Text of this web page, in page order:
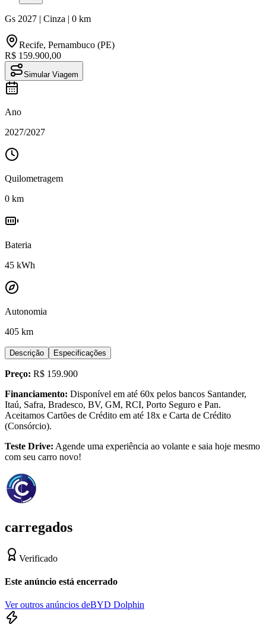
Gs 2027 | Cinza | 0 km
Recife, Pernambuco (PE)
R$ 159.900,00
Simular Viagem
Ano
2027/2027
Quilometragem
0 km
Bateria
45 kWh
Autonomia
405 km
Descrição Especificações
Preço: R$ 159.900
Financiamento: Disponível em até 60x pelos bancos Santander,
Itaú, Safra, Bradesco, BV, GM, RCI, Porto Seguro e Pan.
Aceitamos Cartões de Crédito em até 18x e Carta de Crédito
(Consórcio).
Teste Drive: Agende uma experiência ao volante e saia hoje mesmo
com seu carro novo!
carregados
Verificado
Este anúncio está encerrado
Ver outros anúncios deBYD Dolphin